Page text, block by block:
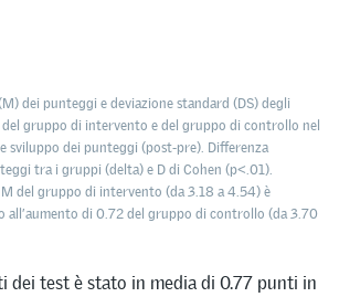
dei punteggi e deviazione standard (DS) degli
gruppo di intervento e del gruppo di controllo nel
sviluppo dei punteggi (post-pre). Differenza
tra i gruppi (delta) e D di Cohen (p<.01).
M del gruppo di intervento (da 3.18 a 4.54) è
all’aumento di 0.72 del gruppo di controllo (da 3.70
dei test è stato in media di 0.77 punti in